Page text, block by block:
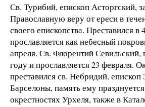
Св. Турибий, епископ Асторгский,
Православную веру от ереси в
своего епископства. Преставился в
прославляется как небесный
апреля. Св. Флорентий Севильский,
году и прославляется 23 февраля.
преставился св. Небридий, епископ
Барселоны, память ему
окрестностях Урхеля, также в